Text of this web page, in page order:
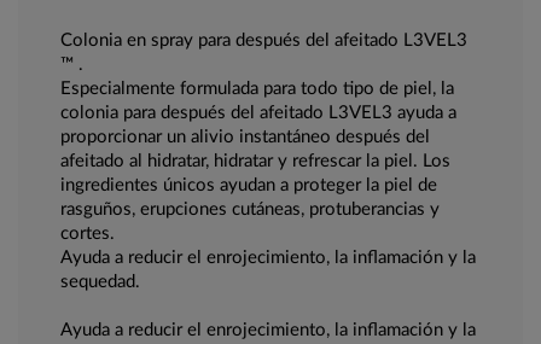
Colonia en spray para después del afeitado L3VEL3
™ .
Especialmente formulada para todo tipo de piel, la
colonia para después del afeitado L3VEL3 ayuda a
proporcionar un alivio instantáneo después del
afeitado al hidratar, hidratar y refrescar la piel. Los
ingredientes únicos ayudan a proteger la piel de
rasguños, erupciones cutáneas, protuberancias y
cortes.
Ayuda a reducir el enrojecimiento, la inflamación y la
sequedad.
Ayuda a reducir el enrojecimiento, la inflamación y la